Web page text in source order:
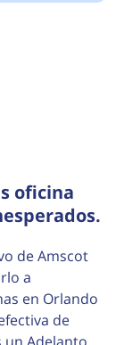
oficina
de Amscot
a
en Orlando
de